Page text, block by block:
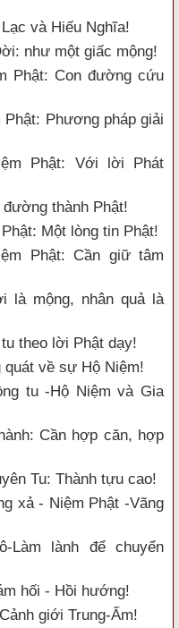
và Hiếu Nghĩa!
như một giấc mộng!
Phật: Con đường cứu
Phương pháp giải
Phật: Với lời Phát
thành Phật!
Một lòng tin Phật!
Phật: Cần giữ tâm
là mộng, nhân quả là
theo lời Phật dạy!
về sự Hộ Niệm!
tu -Hộ Niệm và Gia
Cần hợp căn, hợp
Tu: Thành tựu cao!
xả - Niệm Phật -Vãng
Làm lành để chuyển
hối - Hồi hướng!
giới Trung-Ấm!